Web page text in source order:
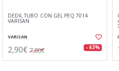
DEDIL TUBO CON GEL PEQ 7014
VARISAN
VARISAN
2,90€ 7,80€ - 63%